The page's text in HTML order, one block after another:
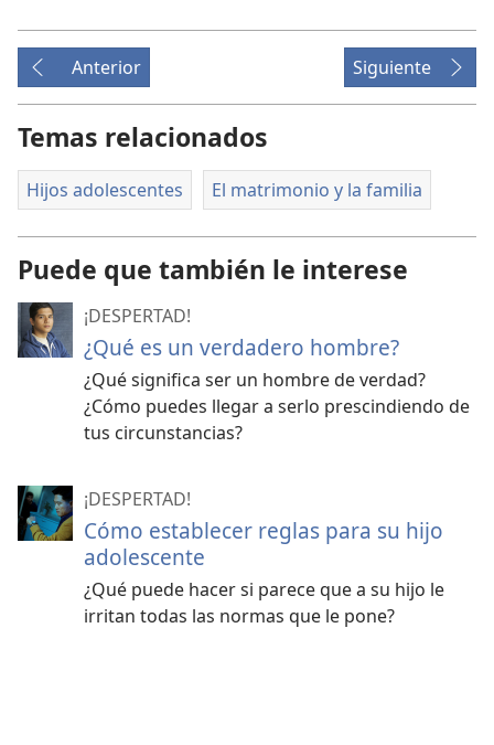
Anterior Siguiente
Temas relacionados
Hijos adolescentes El matrimonio y la familia
Puede que también le interese
¡DESPERTAD!
¿Qué es un verdadero hombre?
¿Qué significa ser un hombre de verdad?
¿Cómo puedes llegar a serlo prescindiendo de
tus circunstancias?
¡DESPERTAD!
Cómo establecer reglas para su hijo
adolescente
¿Qué puede hacer si parece que a su hijo le
irritan todas las normas que le pone?